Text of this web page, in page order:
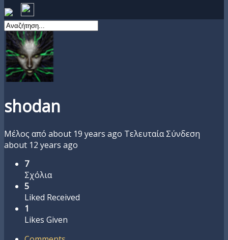
shodan
Μέλος από about 19 years ago Τελευταία Σύνδεση
about 12 years ago
7
Σχόλια
5
Liked Received
1
Likes Given